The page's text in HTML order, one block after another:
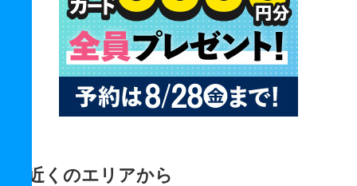
近くのエリアから